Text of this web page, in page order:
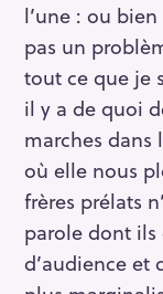
l’une : ou
pas un
tout ce que je
il y a de quoi
marches
où elle nous
frères prélats
parole dont
d’audience et